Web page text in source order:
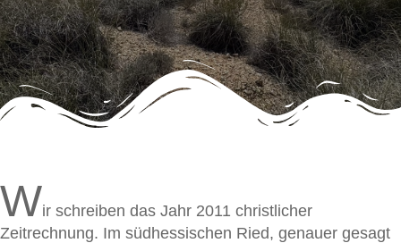
Wir schreiben das Jahr 2011 christlicher
Zeitrechnung. Im südhessischen Ried, genauer gesagt